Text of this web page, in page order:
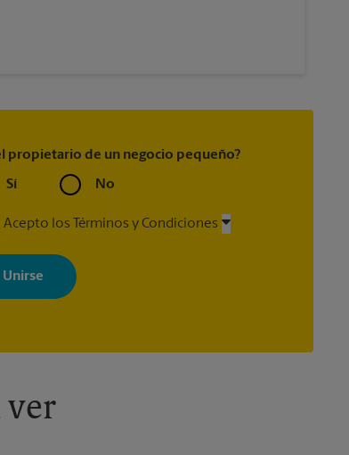
propietario de un negocio pequeño?
Sí No
Acepto los Términos y Condiciones
acepta recibir correos electrónicos de The UPS Store
ofertas especiales, promociones y mensajes
a sus intereses. Puede darse de baja en cualquier
Para más información, consulte nuestra política de
contacte al centro The UPS Store en su ciudad.
ver